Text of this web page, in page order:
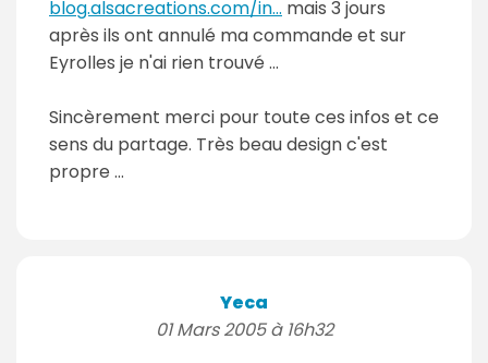
blog.alsacreations.com/in... mais 3 jours
après ils ont annulé ma commande et sur
Eyrolles je n'ai rien trouvé ...
Sincèrement merci pour toute ces infos et ce
sens du partage. Très beau design c'est
propre ...
Yeca
01 Mars 2005 à 16h32